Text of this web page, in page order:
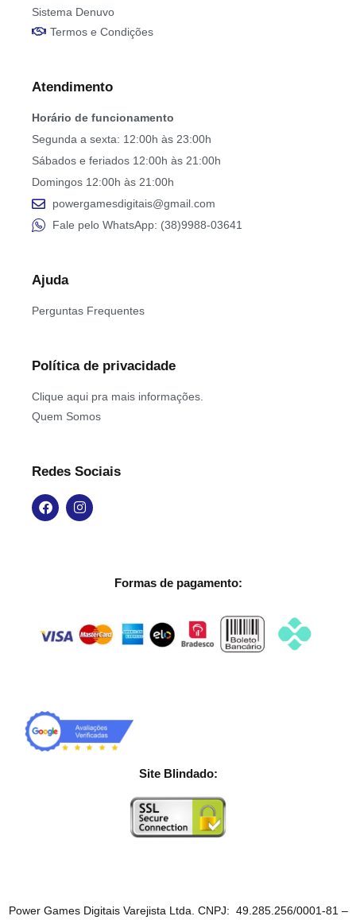
Sistema Denuvo
Termos e Condições
Atendimento
Horário de funcionamento
Segunda a sexta: 12:00h às 23:00h
Sábados e feriados 12:00h às 21:00h
Domingos 12:00h às 21:00h
powergamesdigitais@gmail.com
Fale pelo WhatsApp: (38)9988-03641
Ajuda
Perguntas Frequentes
Política de privacidade
Clique aqui pra mais informações.
Quem Somos
Redes Sociais
Formas de pagamento:
Site Blindado:
Power Games Digitais Varejista Ltda. CNPJ: 49.285.256/0001-81 –